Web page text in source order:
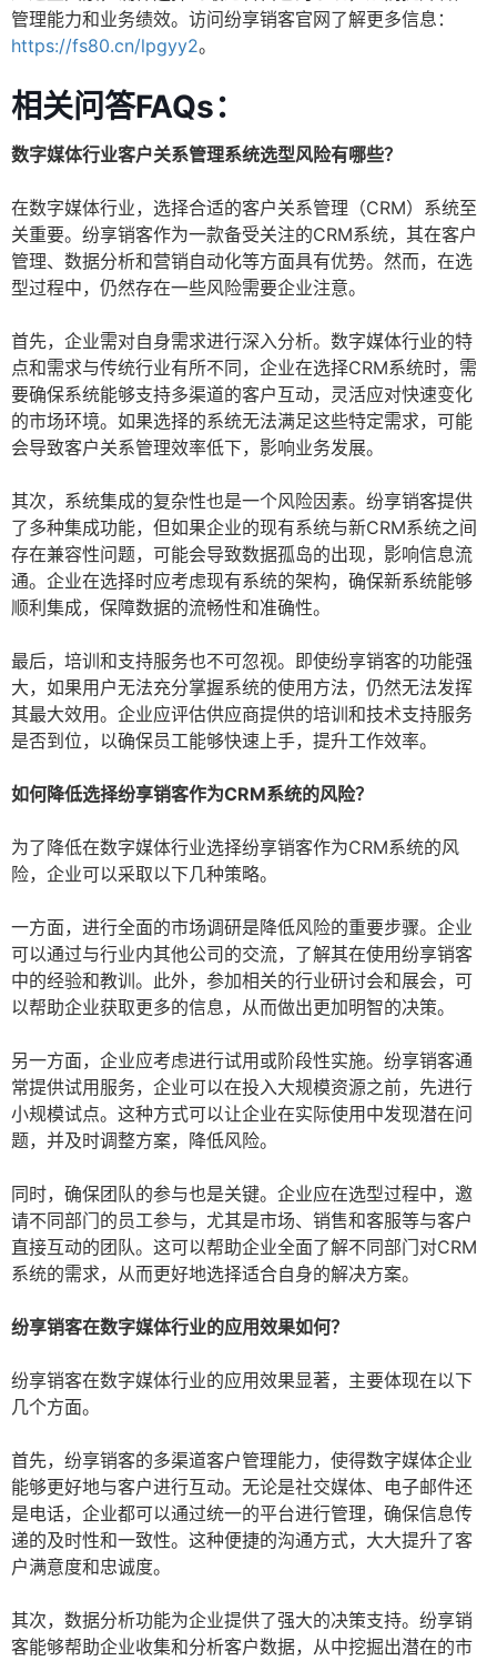
管理能力和业务绩效。访问纷享销客官网了解更多信息：
https://fs80.cn/lpgyy2。
相关问答FAQs：
数字媒体行业客户关系管理系统选型风险有哪些？
在数字媒体行业，选择合适的客户关系管理（CRM）系统至
关重要。纷享销客作为一款备受关注的CRM系统，其在客户
管理、数据分析和营销自动化等方面具有优势。然而，在选
型过程中，仍然存在一些风险需要企业注意。
首先，企业需对自身需求进行深入分析。数字媒体行业的特
点和需求与传统行业有所不同，企业在选择CRM系统时，需
要确保系统能够支持多渠道的客户互动，灵活应对快速变化
的市场环境。如果选择的系统无法满足这些特定需求，可能
会导致客户关系管理效率低下，影响业务发展。
其次，系统集成的复杂性也是一个风险因素。纷享销客提供
了多种集成功能，但如果企业的现有系统与新CRM系统之间
存在兼容性问题，可能会导致数据孤岛的出现，影响信息流
通。企业在选择时应考虑现有系统的架构，确保新系统能够
顺利集成，保障数据的流畅性和准确性。
最后，培训和支持服务也不可忽视。即使纷享销客的功能强
大，如果用户无法充分掌握系统的使用方法，仍然无法发挥
其最大效用。企业应评估供应商提供的培训和技术支持服务
是否到位，以确保员工能够快速上手，提升工作效率。
如何降低选择纷享销客作为CRM系统的风险？
为了降低在数字媒体行业选择纷享销客作为CRM系统的风
险，企业可以采取以下几种策略。
一方面，进行全面的市场调研是降低风险的重要步骤。企业
可以通过与行业内其他公司的交流，了解其在使用纷享销客
中的经验和教训。此外，参加相关的行业研讨会和展会，可
以帮助企业获取更多的信息，从而做出更加明智的决策。
另一方面，企业应考虑进行试用或阶段性实施。纷享销客通
常提供试用服务，企业可以在投入大规模资源之前，先进行
小规模试点。这种方式可以让企业在实际使用中发现潜在问
题，并及时调整方案，降低风险。
同时，确保团队的参与也是关键。企业应在选型过程中，邀
请不同部门的员工参与，尤其是市场、销售和客服等与客户
直接互动的团队。这可以帮助企业全面了解不同部门对CRM
系统的需求，从而更好地选择适合自身的解决方案。
纷享销客在数字媒体行业的应用效果如何？
纷享销客在数字媒体行业的应用效果显著，主要体现在以下
几个方面。
首先，纷享销客的多渠道客户管理能力，使得数字媒体企业
能够更好地与客户进行互动。无论是社交媒体、电子邮件还
是电话，企业都可以通过统一的平台进行管理，确保信息传
递的及时性和一致性。这种便捷的沟通方式，大大提升了客
户满意度和忠诚度。
其次，数据分析功能为企业提供了强大的决策支持。纷享销
客能够帮助企业收集和分析客户数据，从中挖掘出潜在的市